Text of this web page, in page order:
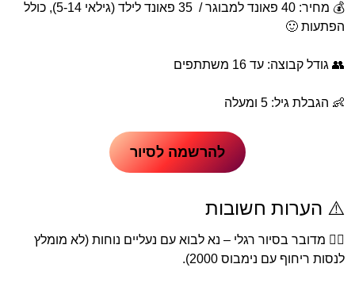
💰 מחיר: 40 פאונד למבוגר / 35 פאונד לילד (גילאי 5-14), כולל
הפתעות 🙂
👥 גודל קבוצה: עד 16 משתתפים
👶 הגבלת גיל: 5 ומעלה
להרשמה לסיור
⚠️ הערות חשובות
🧙‍♂️ מדובר בסיור רגלי – נא לבוא עם נעליים נוחות (לא מומלץ
לנסות ריחוף עם נימבוס 2000).